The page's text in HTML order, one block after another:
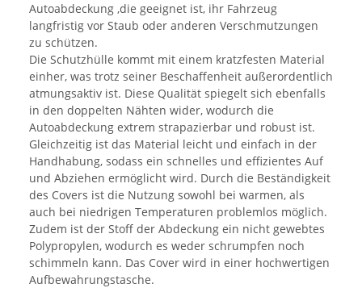
Autoabdeckung ,die geeignet ist, ihr Fahrzeug
langfristig vor Staub oder anderen Verschmutzungen
zu schützen.
Die Schutzhülle kommt mit einem kratzfesten Material
einher, was trotz seiner Beschaffenheit außerordentlich
atmungsaktiv ist. Diese Qualität spiegelt sich ebenfalls
in den doppelten Nähten wider, wodurch die
Autoabdeckung extrem strapazierbar und robust ist.
Gleichzeitig ist das Material leicht und einfach in der
Handhabung, sodass ein schnelles und effizientes Auf
und Abziehen ermöglicht wird. Durch die Beständigkeit
des Covers ist die Nutzung sowohl bei warmen, als
auch bei niedrigen Temperaturen problemlos möglich.
Zudem ist der Stoff der Abdeckung ein nicht gewebtes
Polypropylen, wodurch es weder schrumpfen noch
schimmeln kann. Das Cover wird in einer hochwertigen
Aufbewahrungstasche.